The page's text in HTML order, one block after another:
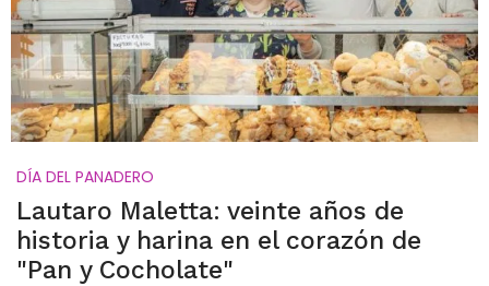
DÍA DEL PANADERO
Lautaro Maletta: veinte años de
historia y harina en el corazón de
"Pan y Cocholate"